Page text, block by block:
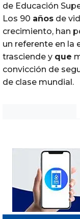
de Educación
Los 90 años de
crecimiento, han
un referente en la
trasciende y que
convicción de
de clase mundial.